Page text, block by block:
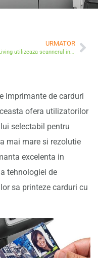
URMATOR
King Living utilizeaza scannerul industrial PowerScan
imprimante de carduri
ofera utilizatorilor
selectabil pentru
mai mare si rezolutie
excelenta in
tehnologiei de
sa printeze carduri cu